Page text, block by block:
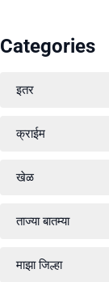
Categories
इतर
क्राईम
खेळ
ताज्या बातम्या
माझा जिल्हा